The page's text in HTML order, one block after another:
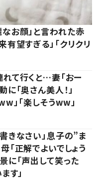
お顔」と言われた赤
望すぎる」「クリクリ
て行くと…妻「おー
「奥さん美人！」
」「楽しそうww」
きなさい」息子の”ま
正解でよいでしょう
に「声出して笑った
す」